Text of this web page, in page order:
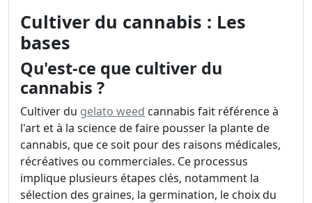
Cultiver du cannabis : Les
bases
Qu'est-ce que cultiver du
cannabis ?
Cultiver du gelato weed cannabis fait référence à
l'art et à la science de faire pousser la plante de
cannabis, que ce soit pour des raisons médicales,
récréatives ou commerciales. Ce processus
implique plusieurs étapes clés, notamment la
sélection des graines, la germination, le choix du